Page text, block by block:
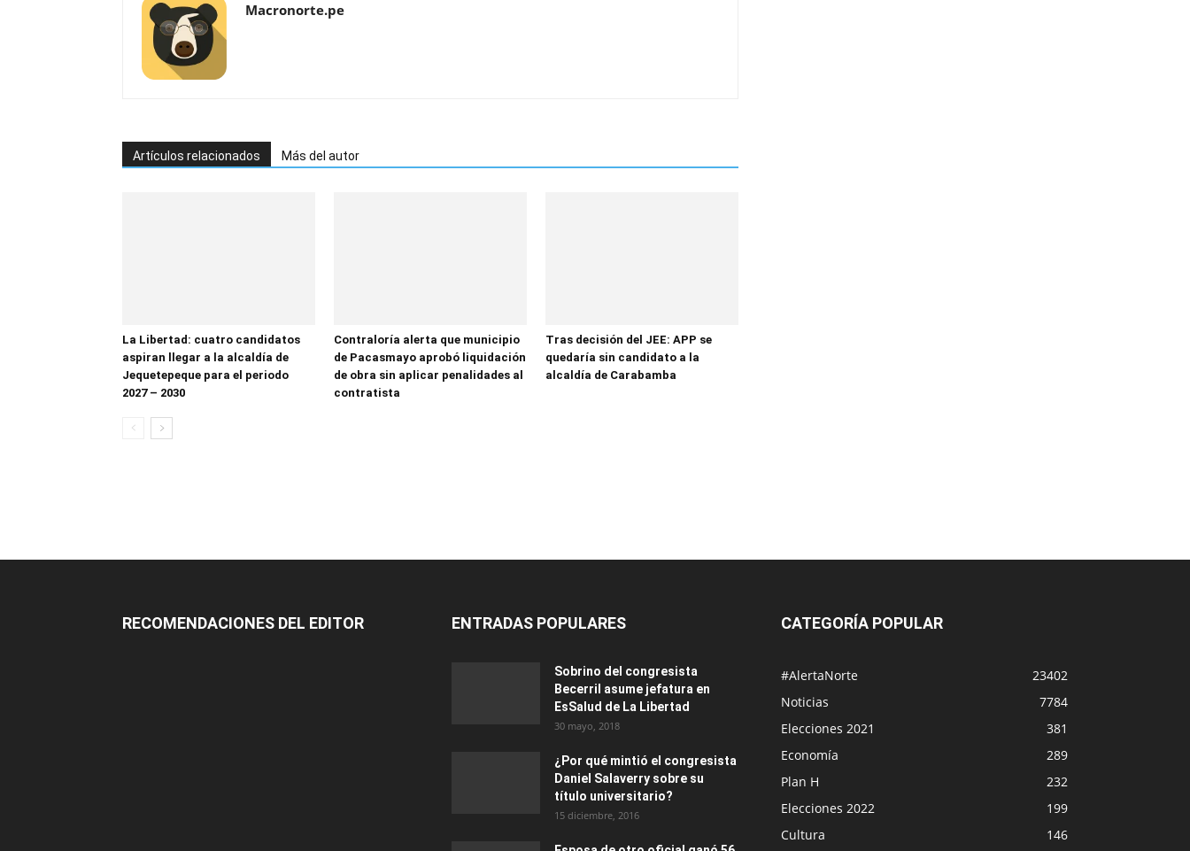
Macronorte.pe
Artículos relacionados Más del autor
La Libertad: cuatro candidatos
aspiran llegar a la alcaldía de
Jequetepeque para el periodo
2027 – 2030
Contraloría alerta que municipio
de Pacasmayo aprobó liquidación
de obra sin aplicar penalidades al
contratista
Tras decisión del JEE: APP se
quedaría sin candidato a la
alcaldía de Carabamba
RECOMENDACIONES DEL EDITOR ENTRADAS POPULARES
Sobrino del congresista
Becerril asume jefatura en
EsSalud de La Libertad
30 mayo, 2018
¿Por qué mintió el congresista
Daniel Salaverry sobre su
título universitario?
15 diciembre, 2016
CATEGORÍA POPULAR
#AlertaNorte
23402
Noticias
7784
Elecciones 2021
381
Economía
289
Plan H
232
Elecciones 2022
199
Cultura
146